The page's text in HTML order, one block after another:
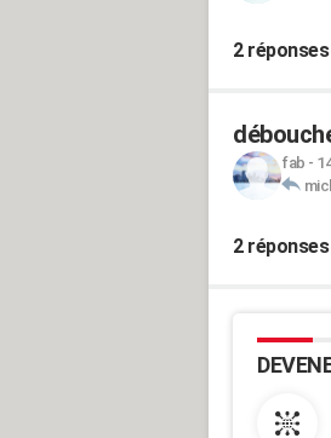
2 réponses
fab -
2 réponses